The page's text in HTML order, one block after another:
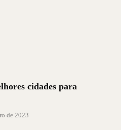
cidades para
de 2023